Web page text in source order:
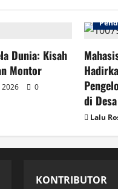
Dunia: Kisah
Montor
2026 0
di
Lalu
KONTRIBUTOR